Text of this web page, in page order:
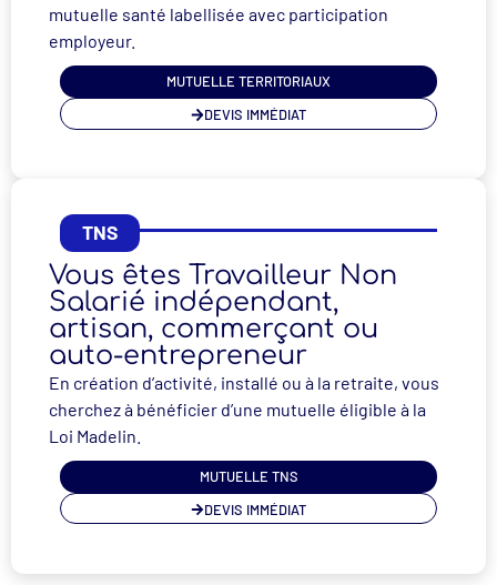
mutuelle santé labellisée avec participation
employeur.
MUTUELLE TERRITORIAUX
DEVIS IMMÉDIAT
TNS
Vous êtes Travailleur Non
Salarié indépendant,
artisan, commerçant ou
auto-entrepreneur
En création d’activité, installé ou à la retraite, vous
cherchez à bénéficier d’une mutuelle éligible à la
Loi Madelin.
MUTUELLE TNS
DEVIS IMMÉDIAT